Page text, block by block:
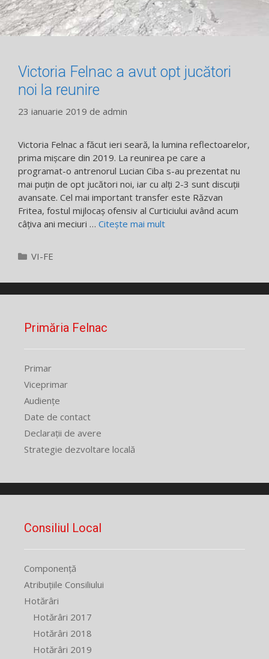
Victoria Felnac a avut opt jucători
noi la reunire
23 ianuarie 2019 de admin
Victoria Felnac a făcut ieri seară, la lumina reflectoarelor,
prima mişcare din 2019. La reunirea pe care a
programat-o antrenorul Lucian Ciba s-au prezentat nu
mai puţin de opt jucători noi, iar cu alţi 2-3 sunt discuţii
avansate. Cel mai important transfer este Răzvan
Fritea, fostul mijlocaş ofensiv al Curticiului având acum
câţiva ani meciuri … Citește mai mult
Categorii
VI-FE
Primăria Felnac
Primar
Viceprimar
Audiențe
Date de contact
Declarații de avere
Strategie dezvoltare locală
Consiliul Local
Componență
Atribuțiile Consiliului
Hotărâri
Hotărâri 2017
Hotărâri 2018
Hotărâri 2019